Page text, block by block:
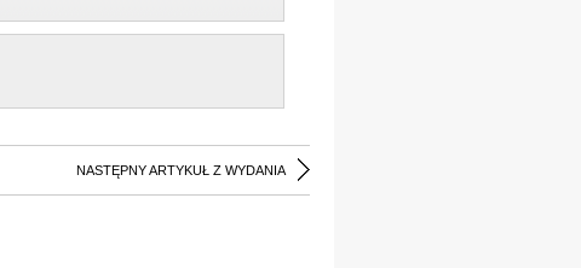
NASTĘPNY ARTYKUŁ Z WYDANIA